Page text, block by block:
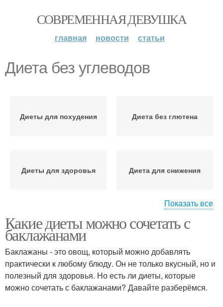
СОВРЕМЕННАЯ ДЕВУШКА
главная новости статьи
Диета без углеводов
Диеты для похудения Диета без глютена
Диеты для здоровья Диета для снижения
Диеты для спортсменов Диета для набора
Показать все
Какие диеты можно сочетать с
баклажанами
Баклажаны - это овощ, который можно добавлять
практически к любому блюду. Он не только вкусный, но и
полезный для здоровья. Но есть ли диеты, которые
можно сочетать с баклажанами? Давайте разберёмся.